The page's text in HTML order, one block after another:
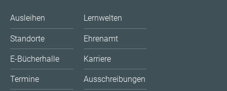
Ausleihen
Standorte
E-Bücherhalle
Termine
Lernwelten
Ehrenamt
Karriere
Ausschreibungen